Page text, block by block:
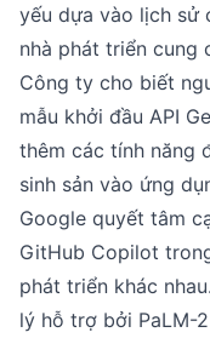
yếu dựa vào lịch sử
nhà phát triển cung
Công ty cho biết
mẫu khởi đầu API
thêm các tính năng
sinh sản vào ứng
Google quyết tâm
GitHub Copilot
phát triển khác
lý hỗ trợ bởi PaLM-